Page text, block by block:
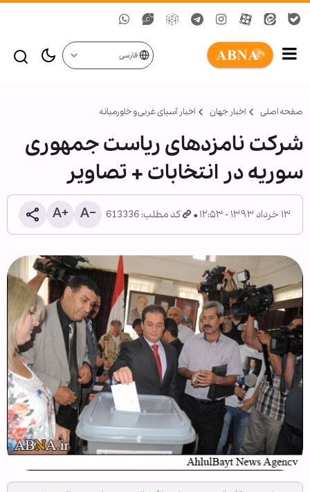
فارسی
صفحه اصلی اخبار جهان اخبار آسیای غربی و خاورمیانه
شرکت نامزدهای ریاست جمهوری
سوریه در انتخابات + تصاویر
۱۳ خرداد ۱۳۹۳ - ۱۲:۵۳ کد مطلب: 613336